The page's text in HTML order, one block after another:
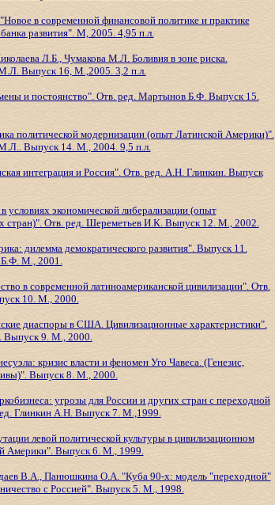
в современной финансовой политике и практике
развития". М, 2005. 4,95 п.л.
Л.Б., Чумакова М.Л.Боливия в зоне риска.
Выпуск 16, М.,2005. 3,2 п.л.
и постоянство". Отв. ред. Мартынов Б.Ф. Выпуск 15.
политической модернизации (опыт Латинской Америки)".
Выпуск 14. М., 2004. 9,5 п.л.
интеграция и Россия". Отв. ред. А.Н. Глинкин. Выпуск
условиях экономической либерализации (опыт
стран)". Отв. ред. Шереметьев И.К. Выпуск 12. М., 2002.
дилемма демократического развития". Выпуск 11.
М., 2001.
в современной латиноамериканской цивилизации". Отв.
10. М., 2000.
диаспоры в США. Цивилизационные характеристики".
Выпуск 9. М., 2000.
кризис власти и феномен Уго Чавеса. (Генезис,
Выпуск 8. М., 2000.
угрозы для России и других стран с переходной
Глинкин А.Н. Выпуск 7. М.,1999.
левой политической культуры в цивилизационном
Америки". Выпуск 6. М., 1999.
В.А., Панюшкина О.А. "Куба 90-х: модель "переходной"
с Россией". Выпуск 5. М., 1998.